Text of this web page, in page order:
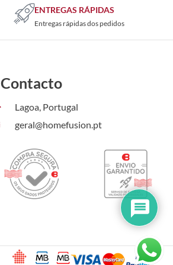
ENTREGAS RÁPIDAS
Entregas rápidas dos pedidos
Contacto
Lagoa, Portugal
geral@homefusion.pt